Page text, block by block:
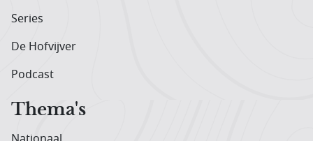
Series
De Hofvijver
Podcast
Thema's